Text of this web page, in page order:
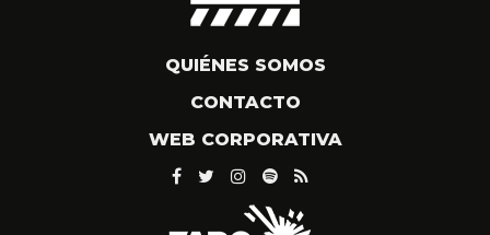
QUIÉNES SOMOS
CONTACTO
WEB CORPORATIVA